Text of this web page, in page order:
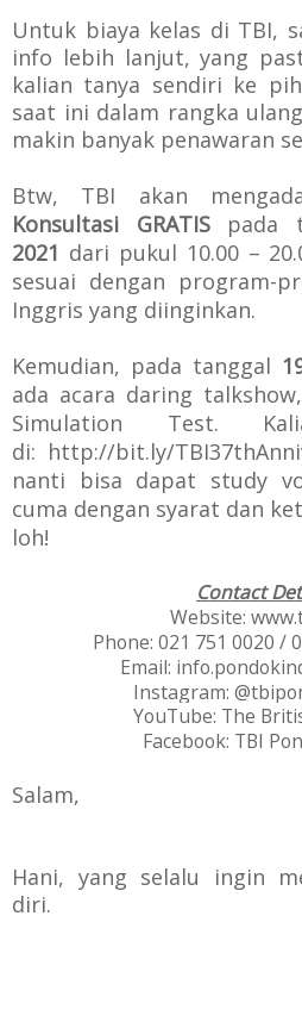
Untuk biaya kelas di TBI,
info lebih lanjut, yang
kalian tanya sendiri ke
saat ini dalam rangka
makin banyak penawaran
Btw, TBI akan
Konsultasi GRATIS pada
2021 dari pukul 10.00 –
sesuai dengan program-
Inggris yang diinginkan.
Kemudian, pada tanggal
ada acara daring
Simulation Test.
di: http://bit.ly/
nanti bisa dapat study
cuma dengan syarat dan
loh!
Contact
Website:
Phone: 021 751 0020 /
Email:
Instagram:
YouTube: The
Facebook: TBI
Salam,
Hani, yang selalu ingin
diri.